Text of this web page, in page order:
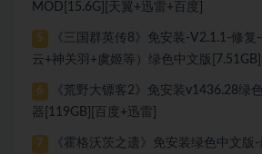
MOD[15.6G][天翼+迅雷+百度]
5
《三国群英传8》免安装-V2.1.1-修复
云+神关羽+虞姬等）绿色中文版
6
《荒野大镖客2》免安装v1436.28绿
器[119GB][百度+迅雷]
7
《霍格沃茨之遗》免安装绿色中文版